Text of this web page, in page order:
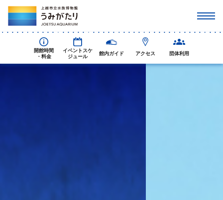
開館時間
・料金
イベントスケ
ジュール
館内ガイド アクセス 団体利用